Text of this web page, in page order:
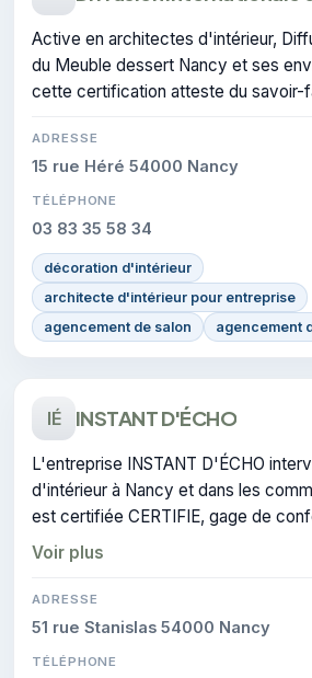
Active en architectes d'intérieur,
du Meuble dessert Nancy et ses
cette certification atteste du savoir-
ADRESSE
15 rue Héré 54000 Nancy
TÉLÉPHONE
03 83 35 58 34
décoration d'intérieur
architecte d'intérieur pour entreprise
agencement de salon
agencement
IÉ INSTANT D'ÉCHO
L'entreprise INSTANT D'ÉCHO
d'intérieur à Nancy et dans les
est certifiée CERTIFIE, gage de
interventions réalisées.
Voir plus
ADRESSE
51 rue Stanislas 54000 Nancy
TÉLÉPHONE